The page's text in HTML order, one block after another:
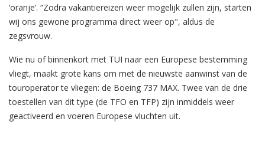
‘oranje’. “Zodra vakantiereizen weer mogelijk zullen zijn, starten
wij ons gewone programma direct weer op", aldus de
zegsvrouw.
Wie nu of binnenkort met TUI naar een Europese bestemming
vliegt, maakt grote kans om met de nieuwste aanwinst van de
touroperator te vliegen: de Boeing 737 MAX. Twee van de drie
toestellen van dit type (de TFO en TFP) zijn inmiddels weer
geactiveerd en voeren Europese vluchten uit.